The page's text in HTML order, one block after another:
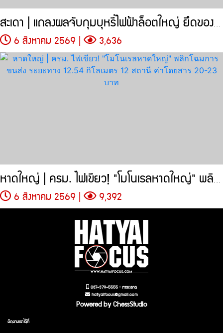
สะเดา | แถลงผลจับกุมบุหรี่ไฟฟ้าล็อตใหญ่ ยึดของกลาง 205,704 ชิ้น
6 สิงหาคม 2569 | 3,636
หาดใหญ่ | ครม. ไฟเขียว! "โมโนเรลหาดใหญ่" พลิกโฉมการขนส่ง
6 สิงหาคม 2569 | 9,392
087-379-5555 : การตลาด
hatyaifocus@gmail.com
Powered by ChessStudio
ติดตามเราได้ที่